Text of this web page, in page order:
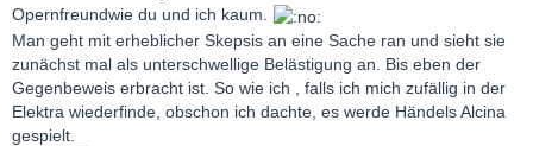
Opernfreundwie du und ich kaum.
Man geht mit erheblicher Skepsis an eine Sache ran und sieht sie
zunächst mal als unterschwellige Belästigung an. Bis eben der
Gegenbeweis erbracht ist. So wie ich , falls ich mich zufällig in der
Elektra wiederfinde, obschon ich dachte, es werde Händels Alcina
gespielt.